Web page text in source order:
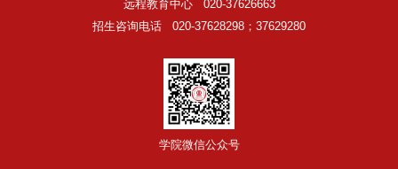
远程教育中心
020-37626663
招生咨询电话
020-37628298；37629280
学院微信公众号